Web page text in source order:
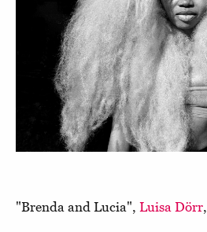
"Brenda and Lucia", Luisa Dörr,